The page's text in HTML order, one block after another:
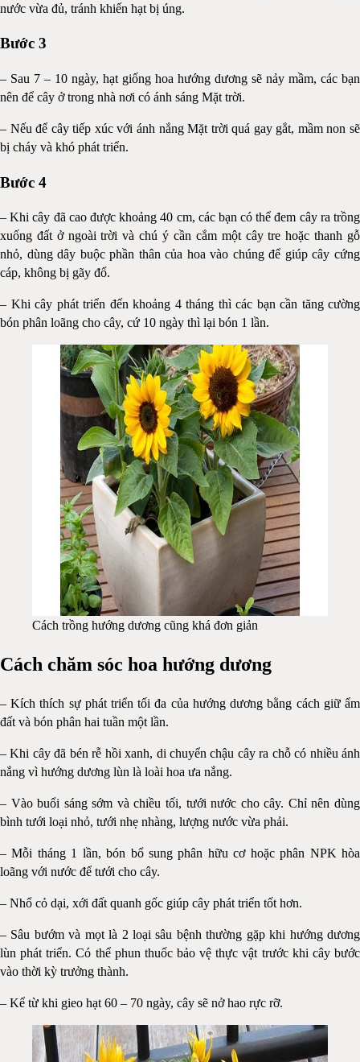
nước vừa đủ, tránh khiến hạt bị úng.
Bước 3
– Sau 7 – 10 ngày, hạt giống hoa hướng dương sẽ nảy mầm, các bạn
nên để cây ở trong nhà nơi có ánh sáng Mặt trời.
– Nếu để cây tiếp xúc với ánh nắng Mặt trời quá gay gắt, mầm non sẽ
bị cháy và khó phát triển.
Bước 4
– Khi cây đã cao được khoảng 40 cm, các bạn có thể đem cây ra trồng
xuống đất ở ngoài trời và chú ý cần cắm một cây tre hoặc thanh gỗ
nhỏ, dùng dây buộc phần thân của hoa vào chúng để giúp cây cứng
cáp, không bị gãy đổ.
– Khi cây phát triển đến khoảng 4 tháng thì các bạn cần tăng cường
bón phân loãng cho cây, cứ 10 ngày thì lại bón 1 lần.
Cách trồng hướng dương cũng khá đơn giản
Cách chăm sóc hoa hướng dương
– Kích thích sự phát triển tối đa của hướng dương bằng cách giữ ẩm
đất và bón phân hai tuần một lần.
– Khi cây đã bén rễ hồi xanh, di chuyển chậu cây ra chỗ có nhiều ánh
nắng vì hướng dương lùn là loài hoa ưa nắng.
– Vào buổi sáng sớm và chiều tối, tưới nước cho cây. Chỉ nên dùng
bình tưới loại nhỏ, tưới nhẹ nhàng, lượng nước vừa phải.
– Mỗi tháng 1 lần, bón bổ sung phân hữu cơ hoặc phân NPK hòa
loãng với nước để tưới cho cây.
– Nhổ cỏ dại, xới đất quanh gốc giúp cây phát triển tốt hơn.
– Sâu bướm và mọt là 2 loại sâu bệnh thường gặp khi hướng dương
lùn phát triển. Có thể phun thuốc bảo vệ thực vật trước khi cây bước
vào thời kỳ trưởng thành.
– Kể từ khi gieo hạt 60 – 70 ngày, cây sẽ nở hao rực rỡ.